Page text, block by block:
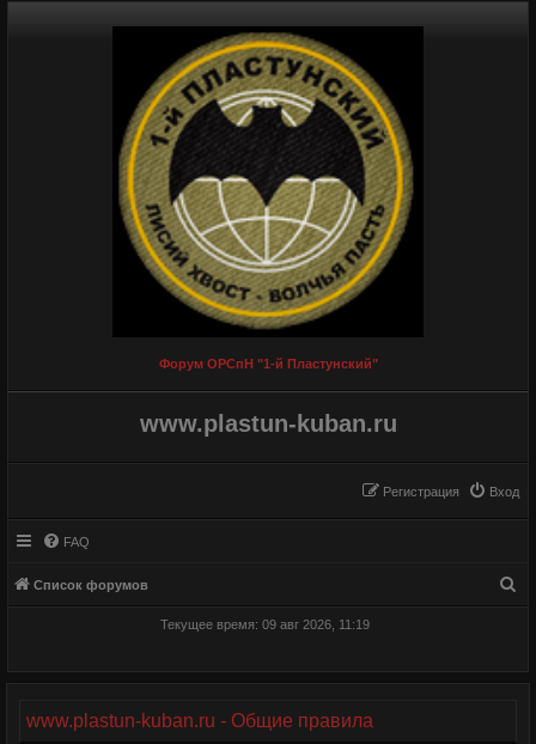
Форум ОРСпН "1-й Пластунский"
www.plastun-kuban.ru
Вход
Регистрация
FAQ
Список форумов
Текущее время: 09 авг 2026, 11:19
www.plastun-kuban.ru - Общие правила